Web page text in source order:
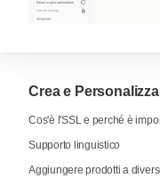
Crea e
Cos'è l'SSL e perché è
Supporto linguistico
Aggiungere prodotti a